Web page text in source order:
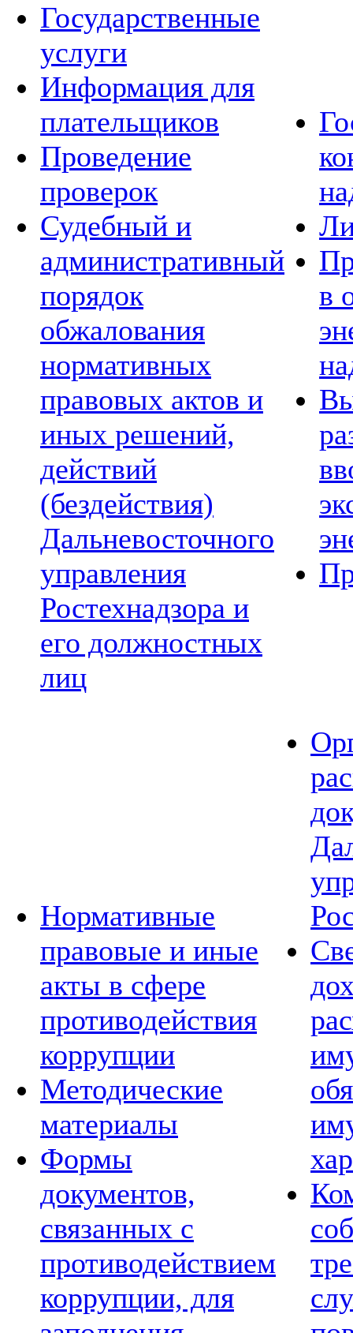
Государственные
услуги
Информация для
плательщиков
Проведение
проверок
Судебный и
административный
порядок
обжалования
нормативных
правовых актов и
иных решений,
действий
(бездействия)
Дальневосточного
управления
Ростехнадзора и
его должностных
лиц
в
Нормативные
правовые и иные
акты в сфере
противодействия
коррупции
Методические
материалы
Формы
документов,
связанных с
противодействием
коррупции, для